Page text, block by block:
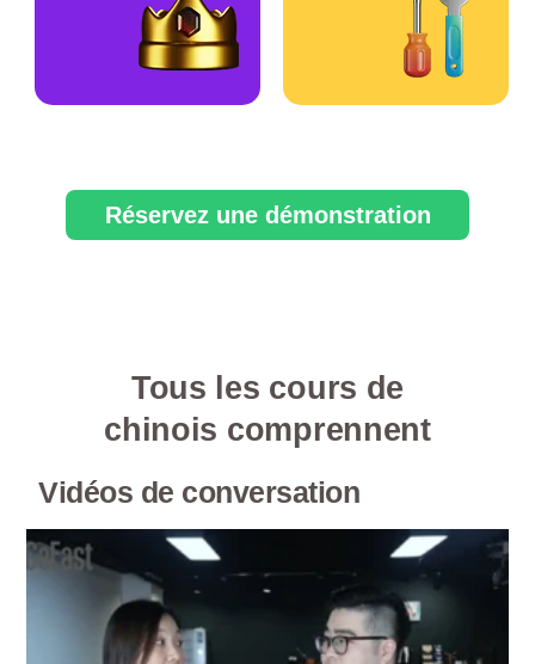
Réservez une démonstration
Tous les cours de
chinois comprennent
Vidéos de conversation